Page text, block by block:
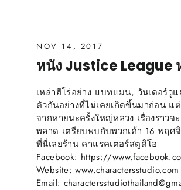
NOV 14, 2017
หนัง Justice League
เหล่าฮีโร่อย่าง แบทแมน, วันเดอร์
ตัวกันอย่างที่ไม่เคยเกิดขึ้นมาก่อน
จากหายนะครั้งใหญ่หลวง เรื่องราวจ
พลาด เตรียบพบกับพวกเค้า 16
ที่นี่เลยร้าน คาแรคเตอร์สตูดิโอ
Facebook: https://
Website:
Email: